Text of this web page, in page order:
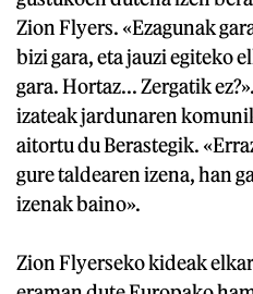
Zion Flyers. «Ezagunak
bizi gara, eta jauzi egiteko
gara. Hortaz... Zergatik
izateak jardunaren
aitortu du Berastegik.
gure taldearen izena, han
izenak baino».
Zion Flyerseko kideak